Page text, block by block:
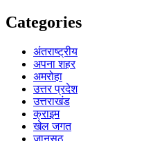
Categories
अंतराष्ट्रीय
अपना शहर
अमरोहा
उत्तर प्रदेश
उत्तराखंड
क्राइम
खेल जगत
जानसठ